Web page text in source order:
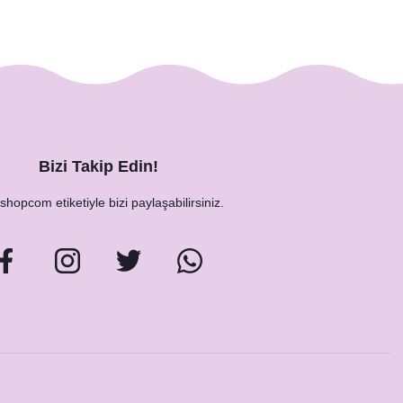
Bizi Takip Edin!
etiketiyle bizi paylaşabilirsiniz.